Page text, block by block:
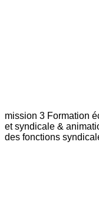
mission 3 Formation
et syndicale &
des fonctions